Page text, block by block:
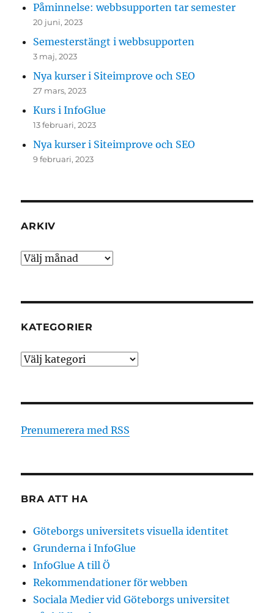
Påminnelse: webbsupporten tar semester
20 juni, 2023
Semesterstängt i webbsupporten
3 maj, 2023
Nya kurser i Siteimprove och SEO
27 mars, 2023
Kurs i InfoGlue
13 februari, 2023
Nya kurser i Siteimprove och SEO
9 februari, 2023
ARKIV
Arkiv
KATEGORIER
Kategorier
Prenumerera med RSS
BRA ATT HA
Göteborgs universitets visuella identitet
Grunderna i InfoGlue
InfoGlue A till Ö
Rekommendationer för webben
Sociala Medier vid Göteborgs universitet